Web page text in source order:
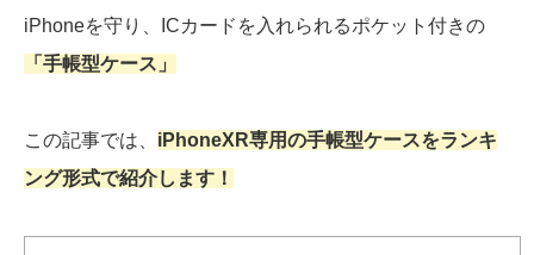
iPhoneを守り、ICカードを入れられるポケット付きの
「手帳型ケース」
この記事では、 iPhoneXR専用の手帳型ケースをランキ
ング形式で紹介します！